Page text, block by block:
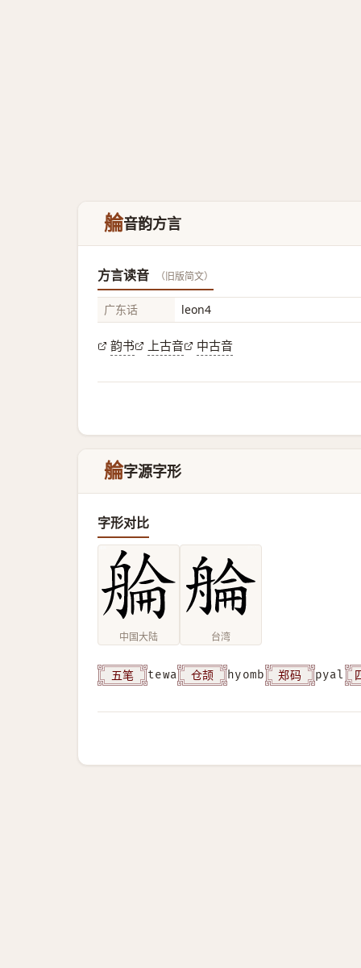
䑳音韵方言
方言读音 （旧版简文）
广东话 leon4
韵书 上古音 中古音
䑳字源字形
字形对比
中国大陆 台湾
五笔 tewa 仓颉 hyomb 郑码 pyal